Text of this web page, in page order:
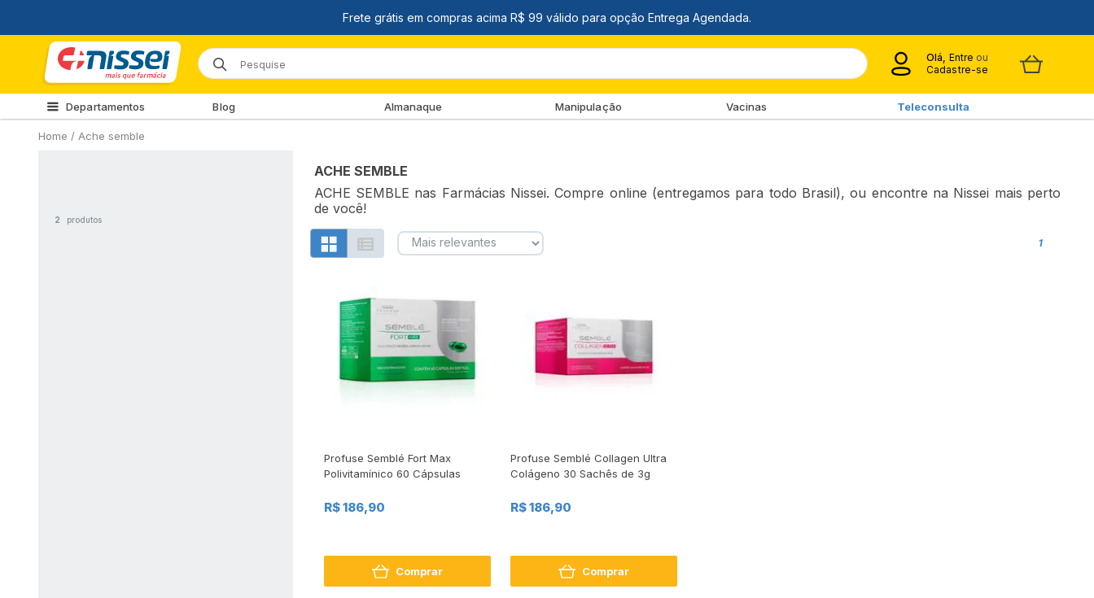
Olá, Entre ou
Cadastre-se
Departamentos Blog Almanaque Manipulação Vacinas Teleconsulta
Home / Ache semble
2 produtos
ACHE SEMBLE
ACHE SEMBLE nas Farmácias Nissei. Compre online (entregamos para todo Brasil), ou encontre na Nissei mais perto
de você!
1
Profuse Semblé Fort Max
Polivitamínico 60 Cápsulas
R$ 186,90
Comprar
Profuse Semblé Collagen Ultra
Colágeno 30 Sachês de 3g
R$ 186,90
Comprar